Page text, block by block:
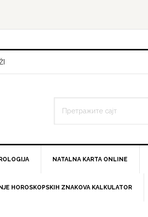
NATALNA KARTA ONLINE
HOROSKOPSKIH ZNAKOVA KALKULATOR